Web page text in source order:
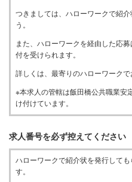
つきましては、ハローワークで紹
う。
また、ハローワークを経由した応
付を受けられます。
詳しくは、最寄りのハローワークで
※本求人の管轄は飯田橋公共職業安
け付けています。
求人番号を必ず控えてください
ハローワークで紹介状を発行して
す。